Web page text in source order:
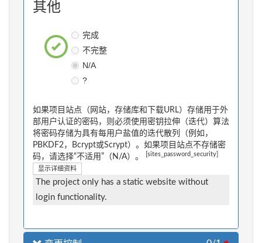
其他
完成
不完整
N/A
?
如果项目站点（网站，存储库和下载URL）存储用于外
部用户认证的密码，则必须使用密钥拉伸（迭代）算法
将密码存储为具有每用户盐值的迭代散列（例如，
PBKDF2，Bcrypt或Scrypt）。如果项目站点不存储密
码，请选择“不适用”（N/A）。
[sites_password_security]
显示详细资料
The project only has a static website without
login functionality.